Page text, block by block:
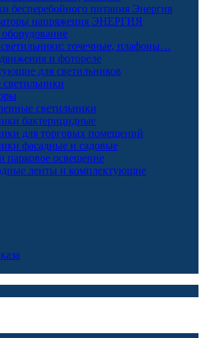
бесперебойного питания Энергия
напряжения ЭНЕРГИЯ
точечные, плафоны…
и фотореле
для светильников
светильники
бактерицидные
для торговых помещений
фасадные и садовые
парковое освещение
ленты и комплектующие